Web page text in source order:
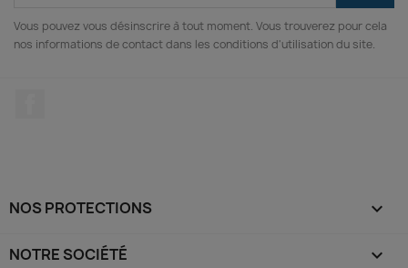
Vous pouvez vous désinscrire à tout moment. Vous trouverez pour cela
nos informations de contact dans les conditions d'utilisation du site.
NOS PROTECTIONS 
NOTRE SOCIÉTÉ 